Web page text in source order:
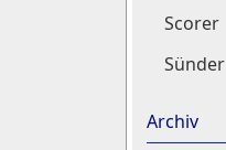
Scorer
Sünder
Archiv